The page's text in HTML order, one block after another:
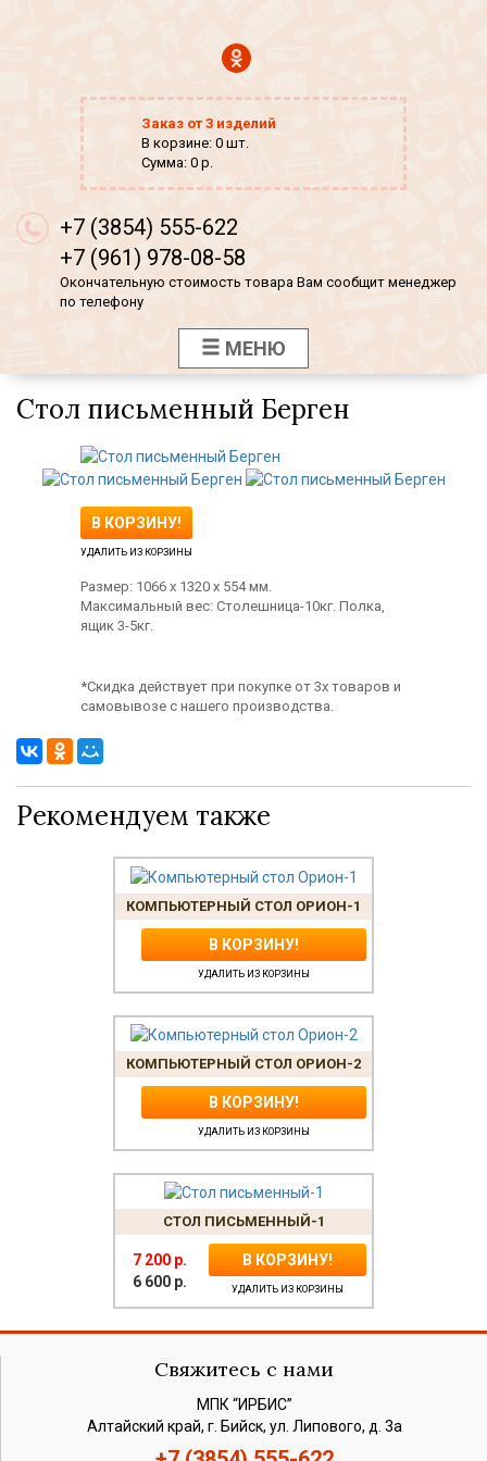
Заказ от 3 изделий
В корзине: 0 шт.
Сумма: 0 р.
+7 (3854) 555-622
+7 (961) 978-08-58
Окончательную стоимость товара Вам сообщит менеджер
по телефону
МЕНЮ
Стол письменный Берген
В КОРЗИНУ!
УДАЛИТЬ ИЗ КОРЗИНЫ
Размер: 1066 х 1320 х 554 мм.
Максимальный вес: Столешница-10кг. Полка,
ящик 3-5кг.
*Скидка действует при покупке от 3х товаров и
самовывозе с нашего производства.
Рекомендуем также
КОМПЬЮТЕРНЫЙ СТОЛ ОРИОН-1
В КОРЗИНУ!
УДАЛИТЬ ИЗ КОРЗИНЫ
КОМПЬЮТЕРНЫЙ СТОЛ ОРИОН-2
В КОРЗИНУ!
УДАЛИТЬ ИЗ КОРЗИНЫ
СТОЛ ПИСЬМЕННЫЙ-1
7 200 р.
6 600 р.
В КОРЗИНУ!
УДАЛИТЬ ИЗ КОРЗИНЫ
Свяжитесь с нами
МПК “ИРБИС”
Алтайский край, г. Бийск, ул. Липового, д. 3а